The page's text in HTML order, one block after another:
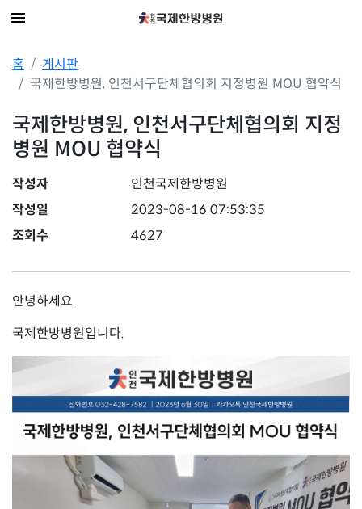
홈
게시판
국제한방병원, 인천서구단체협의회 지정병원 MOU 협약식
국제한방병원, 인천서구단체협의회 지정
병원 MOU 협약식
작성자
인천국제한방병원
작성일
2023-08-16 07:53:35
조회수
4627
안녕하세요.
국제한방병원입니다.